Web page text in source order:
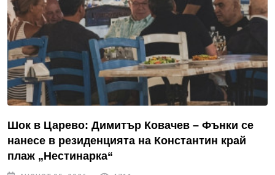
Шок в Царево: Димитър Ковачев – Фънки се
нанесе в резиденцията на Константин край
плаж „Нестинарка“